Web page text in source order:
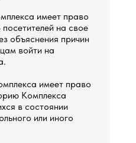
имеет право
посетителей на свое
объяснения причин
войти на
имеет право
Комплекса
в состоянии
или иного